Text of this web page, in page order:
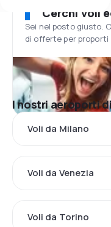
Cerchi voli
Sei nel posto giusto.
di offerte per proporti
I nostri aeroporti
Voli da Milano
Voli da Venezia
Voli da Torino